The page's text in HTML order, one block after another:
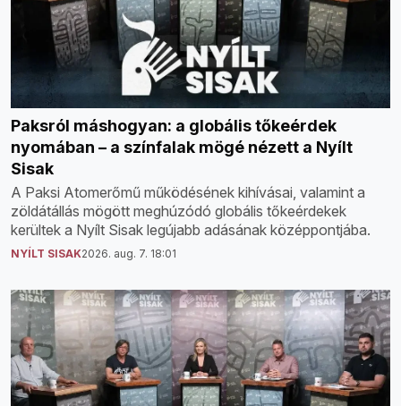
Paksról máshogyan: a globális tőkeérdek
nyomában – a színfalak mögé nézett a Nyílt
Sisak
A Paksi Atomerőmű működésének kihívásai, valamint a
zöldátállás mögött meghúzódó globális tőkeérdekek
kerültek a Nyílt Sisak legújabb adásának középpontjába.
NYÍLT SISAK2026. aug. 7. 18:01